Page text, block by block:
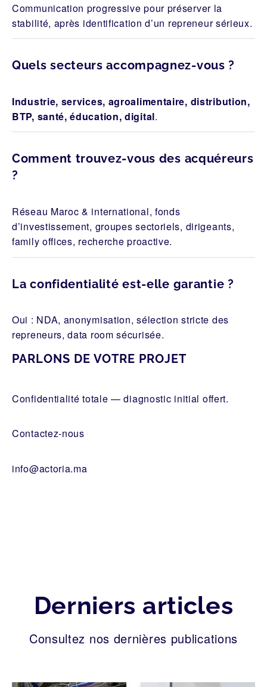
Communication progressive pour préserver la
stabilité, après identification d’un repreneur sérieux.
Quels secteurs accompagnez-vous ?
Industrie, services, agroalimentaire, distribution,
BTP, santé, éducation, digital.
Comment trouvez-vous des acquéreurs
?
Réseau Maroc & international, fonds
d’investissement, groupes sectoriels, dirigeants,
family offices, recherche proactive.
La confidentialité est-elle garantie ?
Oui : NDA, anonymisation, sélection stricte des
repreneurs, data room sécurisée.
PARLONS DE VOTRE PROJET
Confidentialité totale — diagnostic initial offert.
Contactez-nous
info@actoria.ma
Derniers articles
Consultez nos dernières publications